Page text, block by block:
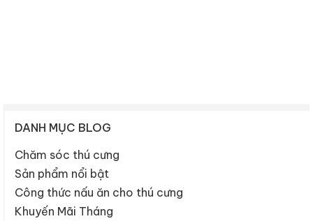
DANH MỤC BLOG
Chăm sóc thú cưng
Sản phẩm nổi bật
Công thức nấu ăn cho thú cưng
Khuyến Mãi Tháng